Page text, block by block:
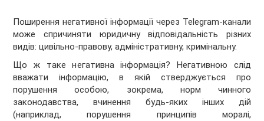
Поширення негативної інформації через Telegram-канали
може спричиняти юридичну відповідальність різних
видів: цивільно-правову, адміністративну, кримінальну.
Що ж таке негативна інформація? Негативною слід
вважати інформацію, в якій стверджується про
порушення особою, зокрема, норм чинного
законодавства, вчинення будь-яких інших дій
(наприклад, порушення принципів моралі,